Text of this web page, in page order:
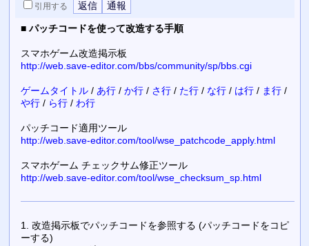
引用する
■ パッチコードを使って改造する手順
スマホゲーム改造掲示板
http://web.save-editor.com/bbs/community/sp/bbs.cgi
ゲームタイトル/ あ行/ か行/ さ行/ た行/ な行/ は行/ ま行/
や行/ ら行/ わ行
パッチコード適用ツール
http://web.save-editor.com/tool/wse_patchcode_apply.html
スマホゲーム チェックサム修正ツール
http://web.save-editor.com/tool/wse_checksum_sp.html
1. 改造掲示板でパッチコードを参照する (パッチコードをコピ
ーする)